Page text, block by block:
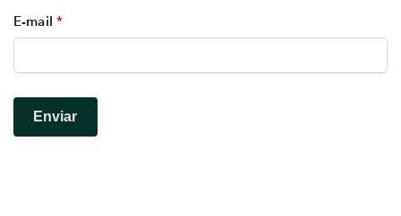
E-mail *